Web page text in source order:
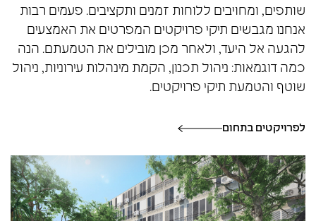
שותפים, ומחויבים ללוחות זמנים ותקציבים. פעמים רבות
אנחנו מגבשים תיקי פרויקטים המפרטים את האמצעים
להגעה אל היעד, ולאחר מכן מובילים את הטמעתם. הנה
כמה דוגמאות: ניהול תכנון, הקמת מינהלות עירוניות, ניהול
שוטף והטמעת תיקי פרויקטים.
לפרויקטים בתחום